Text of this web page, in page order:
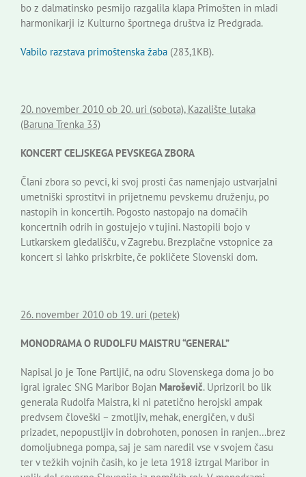
bo z dalmatinsko pesmijo razgalila klapa Primošten in mladi
harmonikarji iz Kulturno športnega društva iz Predgrada.
Vabilo razstava primoštenska žaba (283,1KB).
20. november 2010 ob 20. uri (sobota), Kazalište lutaka
(Baruna Trenka 33)
KONCERT CELJSKEGA PEVSKEGA ZBORA
Člani zbora so pevci, ki svoj prosti čas namenjajo ustvarjalni
umetniški sprostitvi in prijetnemu pevskemu druženju, po
nastopih in koncertih. Pogosto nastopajo na domačih
koncertnih odrih in gostujejo v tujini. Nastopili bojo v
Lutkarskem gledališču, v Zagrebu. Brezplačne vstopnice za
koncert si lahko priskrbite, če pokličete Slovenski dom.
26. november 2010 ob 19. uri (petek)
MONODRAMA O RUDOLFU MAISTRU “GENERAL”
Napisal jo je Tone Partljič, na odru Slovenskega doma jo bo
igral igralec SNG Maribor Bojan Maroševič. Uprizoril bo lik
generala Rudolfa Maistra, ki ni patetično herojski ampak
predvsem človeški – zmotljiv, mehak, energičen, v duši
prizadet, nepopustljiv in dobrohoten, ponosen in ranjen…brez
domoljubnega pompa, saj je sam naredil vse v svojem času
ter v težkih vojnih časih, ko je leta 1918 iztrgal Maribor in